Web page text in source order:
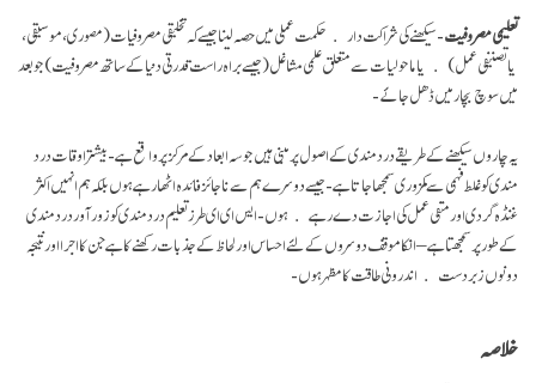
تعلیمی مصروفیت- سیکھنے کی شراکت دار حکمت عملی میں حصہ لینا جیسے کہ تخلیقی مصروفیات (مصوری، موسیقی،
یا تصنیفی عمل) یا ماحولیات سے متعلق علمی مشاغل (جیسے براہ راست قدرتی دنیا کے ساتھ مصروفیت) جو بعد
میں سوچ بچار میں ڈھل جائَے-
یہ چاروں سیکھنے کے طریقے درد مندی کے اصول پر مبنی ہیں جو سہ ابعاد کے مرکز پر واقع ہے- بیشتر اوقات درد
مندی کوغلط فہمی سے کمزوری سمجھا جاتا ہے- جیسے دوسرے ہم سے ناجائز فائدہ اٹھا رہے ہوں بلکہ ہم انہیں اکثر
غنڈہ گردی اور منفی عمل کی اجازت دے رہے ہوں- ایس ای ای طرز تعلیم درد مندی کو زورآور درد مندی
کے طور پر سمجھتا ہے – انکا موقف دوسروں کے لئَے احساس اور لحاظ کے جذبات رکھنے کا ہے جن کا اجرا اور نتیجہ
دونوں زبردست اندرونی طاقت کا مظہر ہوں-
خلاصہ